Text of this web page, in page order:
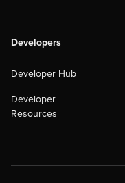
Developers
Developer Hub
Developer
Resources